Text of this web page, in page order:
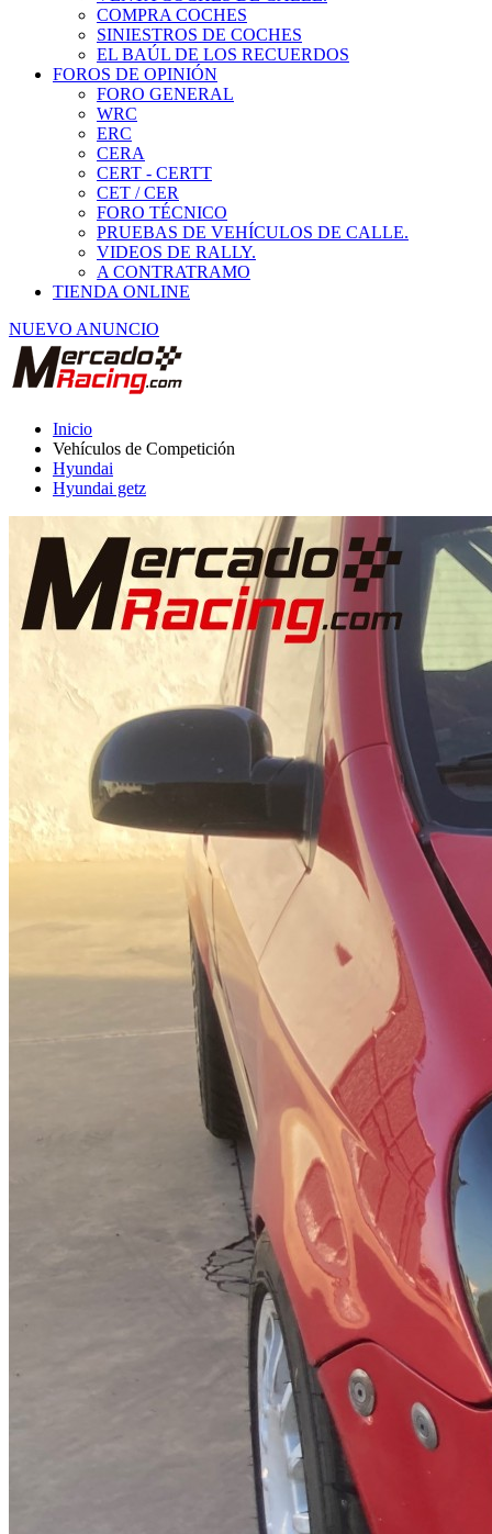
NUEVO ANUNCIO
Inicio
Vehículos de Competición
Hyundai
Hyundai getz